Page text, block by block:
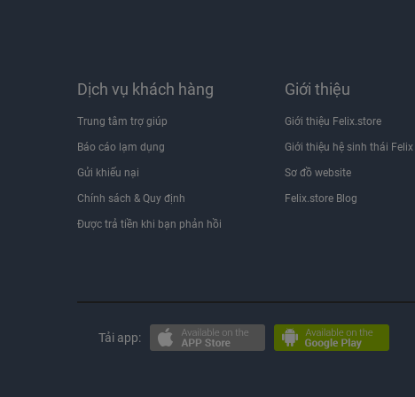
Dịch vụ khách hàng
Trung tâm trợ giúp
Báo cáo lạm dụng
Gửi khiếu nại
Chính sách & Quy định
Được trả tiền khi bạn phản hồi
Giới thiệu
Giới thiệu Felix.store
Giới thiệu hệ sinh thái Felix
Sơ đồ website
Felix.store Blog
Tải app: